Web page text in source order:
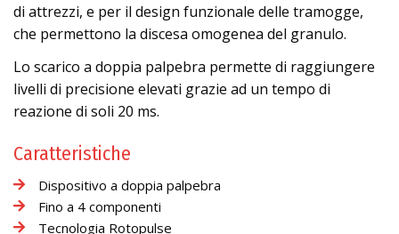
di attrezzi, e per il design funzionale delle tramogge,
che permettono la discesa omogenea del granulo.
Lo scarico a doppia palpebra permette di raggiungere
livelli di precisione elevati grazie ad un tempo di
reazione di soli 20 ms.
Caratteristiche
Dispositivo a doppia palpebra
Fino a 4 componenti
Tecnologia Rotopulse